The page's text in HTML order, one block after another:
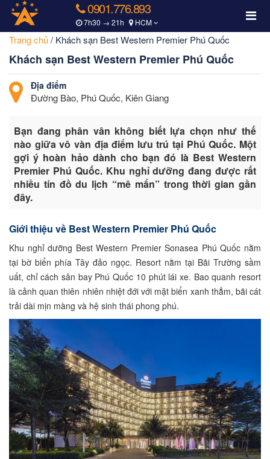
0901.776.893
7h30 → 21h HCM
Trang chủ/ Khách sạn Best Western Premier Phú Quốc
Khách sạn Best Western Premier Phú Quốc
Địa điểm
Đường Bào, Phú Quốc, Kiên Giang
Bạn đang phân vân không biết lựa chọn như thế
nào giữa vô vàn địa điểm lưu trú tại Phú Quốc. Một
gợi ý hoàn hảo dành cho bạn đó là Best Western
Premier Phú Quốc. Khu nghỉ dưỡng đang được rất
nhiều tín đồ du lịch “mê mẩn” trong thời gian gần
đây.
Giới thiệu về Best Western Premier Phú Quốc
Khu nghỉ dưỡng Best Western Premier Sonasea Phú Quốc nằm
tại bờ biển phía Tây đảo ngọc. Resort nằm tại Bãi Trường sầm
uất, chỉ cách sân bay Phú Quốc 10 phút lái xe. Bao quanh resort
là cảnh quan thiên nhiên nhiệt đới với mặt biển xanh thẳm, bãi cát
trải dài mịn màng và hệ sinh thái phong phú.